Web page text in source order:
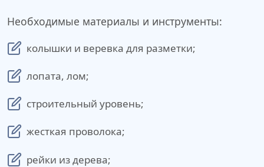
Необходимые материалы и инструменты:
колышки и веревка для разметки;
лопата, лом;
строительный уровень;
жесткая проволока;
рейки из дерева;